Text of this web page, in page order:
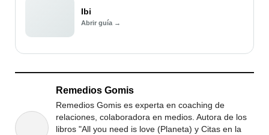
Ibi
Abrir guía →
Remedios Gomis
Remedios Gomis es experta en coaching de
relaciones, colaboradora en medios. Autora de los
libros "All you need is love (Planeta) y Citas en la